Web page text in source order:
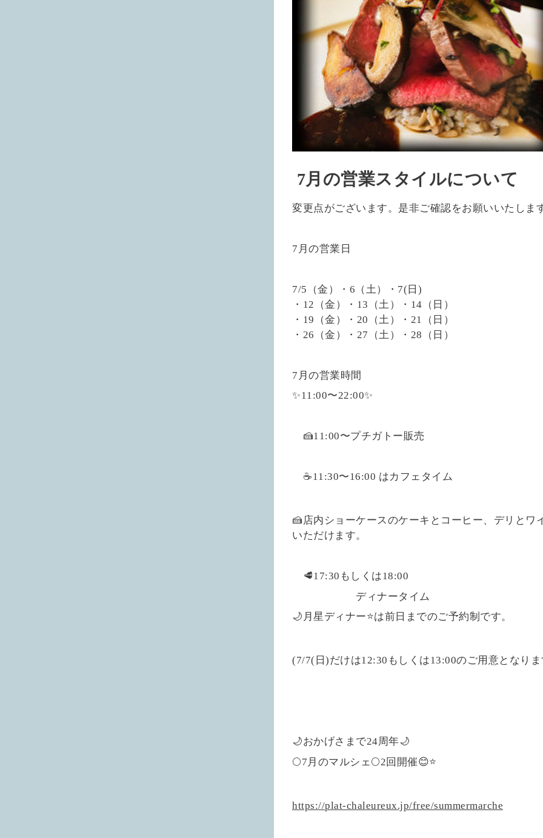
7月の営業スタイルについて
変更点がございます。是非ご確認をお願いいたしま
7月の営業日
7/5（金）・6（土）・7(日)
・12（金）・13（土）・14（日）
・19（金）・20（土）・21（日）
・26（金）・27（土）・28（日）
7月の営業時間
✨11:00〜22:00✨
🍰11:00〜プチガトー販売
☕️11:30〜16:00 はカフェタイム
🍰店内ショーケースのケーキとコーヒー、デリとワ
いただけます。
🥩17:30もしくは18:00
ディナータイム
🌙月星ディナー⭐️は前日までのご予約制です。
(7/7(日)だけは12:30もしくは13:00のご用意 となり
🌙おかげさまで24周年🌙
🌕7月のマルシェ🌕2回開催😊⭐️
https://plat-chaleureux.jp/free/summermarche